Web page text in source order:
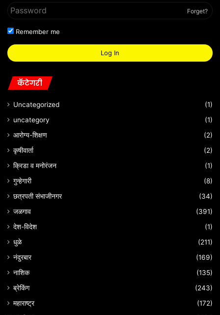
Forget?
Remember me
Log In
कॅटेगरी
Uncategorized
(1)
uncategory
(1)
आरोग्य-शिक्षण
(2)
कृषीवार्ता
(2)
क्रिडा व मनोरंजन
(1)
गुन्हेगारी
(8)
छत्रपती संभाजीनगर
(34)
जळगाव
(391)
देश-विदेश
(1)
धुळे
(211)
नंदुरबार
(169)
नाशिक
(135)
ब्रेकिंग
(243)
महाराष्ट्र
(172)